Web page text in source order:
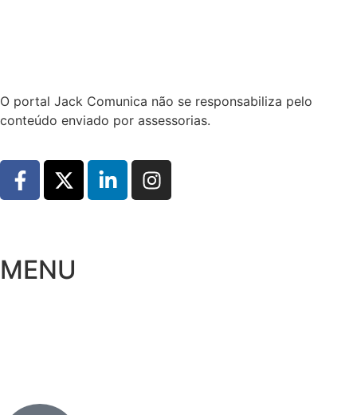
O portal Jack Comunica não se responsabiliza pelo
conteúdo enviado por assessorias.
MENU